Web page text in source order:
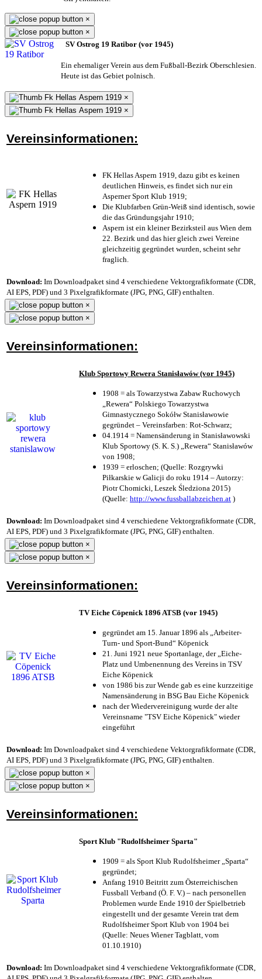
×
×
SV Ostrog 19 Ratibor (vor 1945)
Ein ehemaliger Verein aus dem Fußball-Bezirk Oberschlesien.
Heute ist das Gebiet polnisch.
×
×
Vereinsinformationen:
FK Hellas Aspern 1919, dazu gibt es keinen
deutlichen Hinweis, es findet sich nur ein
Asperner Sport Klub 1919;
Die Klubfarben Grün-Weiß sind identisch, sowie
die das Gründungsjahr 1910;
Aspern ist ein kleiner Bezirksteil aus Wien dem
22. Bezirk und das hier gleich zwei Vereine
gleichzeitig gegründet wurden, scheint sehr
fraglich.
Download: Im Downloadpaket sind 4 verschiedene Vektorgrafikformate (CDR,
AI EPS, PDF) und 3 Pixelgrafikformate (JPG, PNG, GIF) enthalten.
×
×
Vereinsinformationen:
Klub Sportowy Rewera Stanisławów (vor 1945)
1908 = als Towarzystwa Zabaw Ruchowych
„Rewera“ Polskiego Towarzystwa
Gimnastycznego Sokółw Stanisławowie
gegründet – Vereinsfarben: Rot-Schwarz;
04.1914 = Namensänderung in Stanisławowski
Klub Sportowy (S. K. S.) „Rewera“ Stanisławów
von 1908;
1939 = erloschen; (Quelle: Rozgrywki
Piłkarskie w Galicji do roku 1914 – Autorzy:
Piotr Chomicki, Leszek Śledziona 2015)
(Quelle: http://www.fussballabzeichen.at )
Download: Im Downloadpaket sind 4 verschiedene Vektorgrafikformate (CDR,
AI EPS, PDF) und 3 Pixelgrafikformate (JPG, PNG, GIF) enthalten.
×
×
Vereinsinformationen:
TV Eiche Cöpenick 1896 ATSB (vor 1945)
gegründet am 15. Januar 1896 als „Arbeiter-
Turn- und Sport-Bund“ Köpenick
21. Juni 1921 neue Sportanlage, der „Eiche-
Platz und Umbenennung des Vereins in TSV
Eiche Köpenick
von 1986 bis zur Wende gab es eine kurzzeitige
Namensänderung in BSG Bau Eiche Köpenick
nach der Wiedervereinigung wurde der alte
Vereinsname "TSV Eiche Köpenick" wieder
eingeführt
Download: Im Downloadpaket sind 4 verschiedene Vektorgrafikformate (CDR,
AI EPS, PDF) und 3 Pixelgrafikformate (JPG, PNG, GIF) enthalten.
×
×
Vereinsinformationen:
Sport Klub "Rudolfsheimer Sparta"
1909 = als Sport Klub Rudolfsheimer „Sparta“
gegründet;
Anfang 1910 Beitritt zum Österreichischen
Fussball Verband (Ö. F. V.) – nach personellen
Problemen wurde Ende 1910 der Spielbetrieb
eingestellt und der gesamte Verein trat dem
Rudolfsheimer Sport Klub von 1904 bei
(Quelle: Neues Wiener Tagblatt, vom
01.10.1910)
Download: Im Downloadpaket sind 4 verschiedene Vektorgrafikformate (CDR,